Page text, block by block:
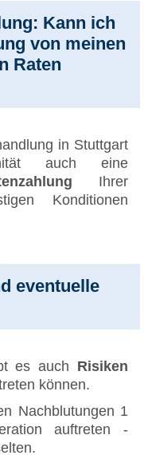
Kann ich
von meinen
Raten
in Stuttgart
auch eine
Ihrer
Konditionen
eventuelle
es auch Risiken
können.
Nachblutungen 1
auftreten -